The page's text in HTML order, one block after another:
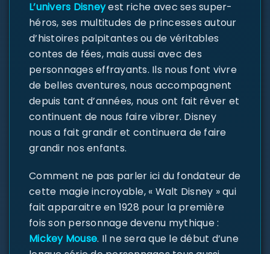
L’univers Disneyest riche avec ses super-
héros, ses multitudes de princesses autour
d’histoires palpitantes ou de véritables
contes de fées, mais aussi avec des
personnages effrayants. Ils nous font vivre
de belles aventures, nous accompagnent
depuis tant d’années, nous ont fait rêver et
continuent de nous faire vibrer. Disney
nous a fait grandir et continuera de faire
grandir nos enfants.
Comment ne pas parler ici du fondateur de
cette magie incroyable, « Walt Disney » qui
fait apparaitre en 1928 pour la première
fois son personnage devenu mythique :
Mickey Mouse. Il ne sera que le début d’une